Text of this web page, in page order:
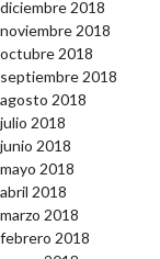
diciembre 2018
noviembre 2018
octubre 2018
septiembre 2018
agosto 2018
julio 2018
junio 2018
mayo 2018
abril 2018
marzo 2018
febrero 2018